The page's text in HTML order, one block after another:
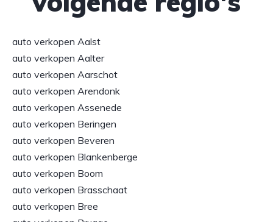
auto verkopen Aalst
auto verkopen Aalter
auto verkopen Aarschot
auto verkopen Arendonk
auto verkopen Assenede
auto verkopen Beringen
auto verkopen Beveren
auto verkopen Blankenberge
auto verkopen Boom
auto verkopen Brasschaat
auto verkopen Bree